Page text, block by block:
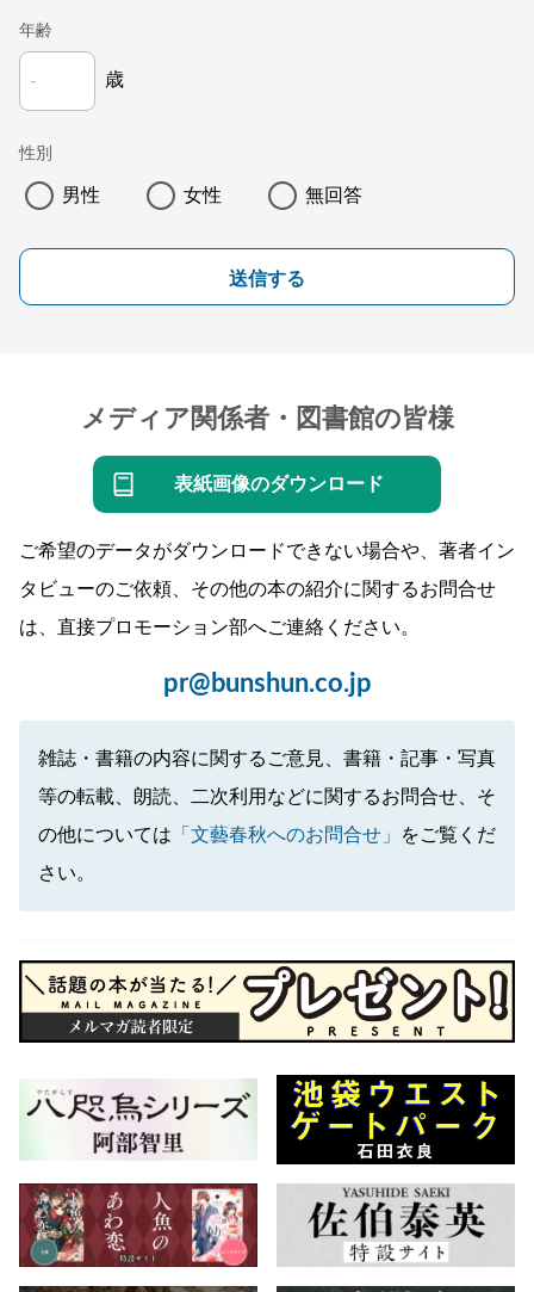
年齢
歳
性別
男性 女性 無回答
送信する
メディア関係者・図書館の皆様
表紙画像のダウンロード
ご希望のデータがダウンロードできない場合や、著者イン
タビューのご依頼、その他の本の紹介に関するお問合せ
は、直接プロモーション部へご連絡ください。
pr@bunshun.co.jp
雑誌・書籍の内容に関するご意見、書籍・記事・写真
等の転載、朗読、二次利用などに関するお問合せ、そ
の他については 「文藝春秋へのお問合せ」
をご覧くだ
さい。